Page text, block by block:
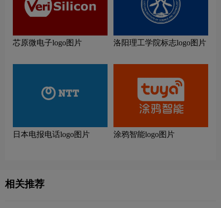
芯原微电子logo图片 洛阳理工学院标志logo图片
日本电报电话logo图片 涂鸦智能logo图片
相关推荐